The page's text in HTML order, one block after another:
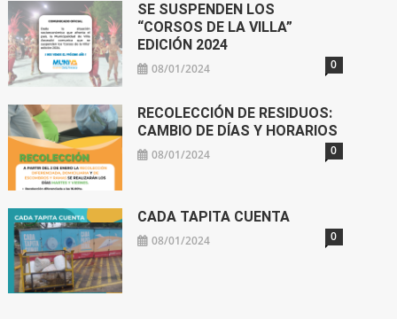
SE SUSPENDEN LOS
“CORSOS DE LA VILLA”
EDICIÓN 2024
08/01/2024 0
RECOLECCIÓN DE RESIDUOS:
CAMBIO DE DÍAS Y HORARIOS
08/01/2024 0
CADA TAPITA CUENTA
08/01/2024 0